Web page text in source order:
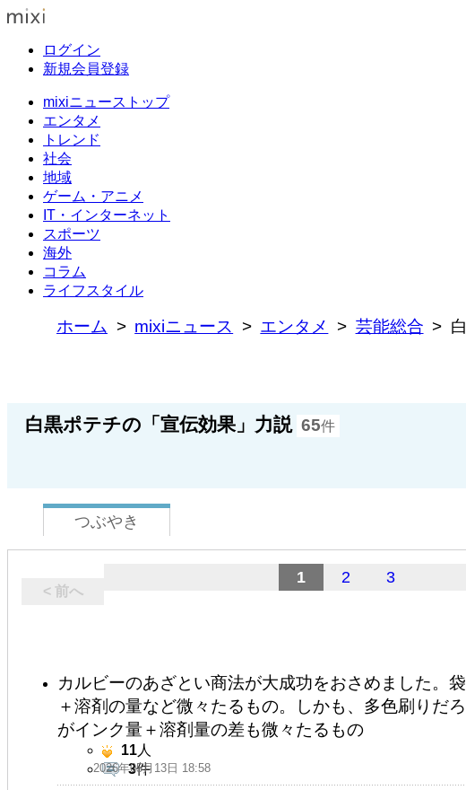
ログイン
新規会員登録
mixiニューストップ
エンタメ
トレンド
社会
地域
ゲーム・アニメ
IT・インターネット
スポーツ
海外
コラム
ライフスタイル
ホーム mixiニュース エンタメ 芸能総合
白黒ポテチの「宣伝効果」力説 65件
つぶやき
< 前へ
1 2 3
カルビーのあざとい商法が大成功をおさめました。
＋溶剤の量など微々たるもの。しかも、多色刷りだ
がインク量＋溶剤量の差も微々たるもの
2026年05月13日 18:58
11人
3件